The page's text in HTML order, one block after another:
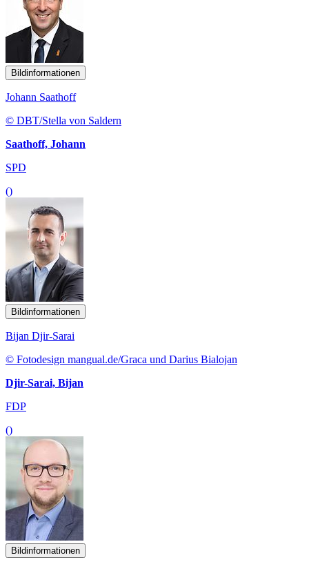
Bildinformationen
Johann Saathoff
© DBT/Stella von Saldern
Saathoff, Johann
SPD
()
Bildinformationen
Bijan Djir-Sarai
© Fotodesign mangual.de/Graca und Darius Bialojan
Djir-Sarai, Bijan
FDP
()
Bildinformationen